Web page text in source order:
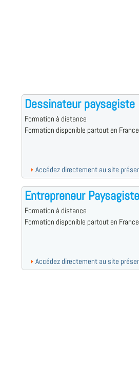
Dessinateur paysagiste
Formation à distance
Formation disponible partout en France
Accédez directement au site
Entrepreneur Paysagiste
Formation à distance
Formation disponible partout en France
Accédez directement au site